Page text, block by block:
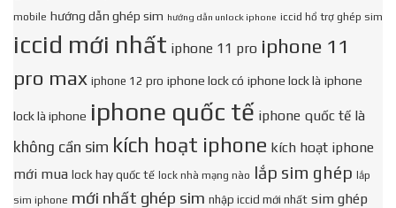
mobile hướng dẫn ghép sim hướng dẫn unlock iphone iccid hổ trợ ghép sim
iccid mới nhất iphone 11 pro iphone 11
pro max iphone 12 pro iphone lock có iphone lock là iphone
lock là iphone iphone quốc tế iphone quốc tế là
không cần sim kích hoạt iphone kích hoạt iphone
mới mua lock hay quốc tế lock nhà mạng nào lắp sim ghép lắp
sim iphone mới nhất ghép sim nhập iccid mới nhất sim ghép